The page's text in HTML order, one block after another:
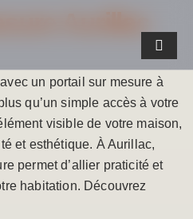
Aurillac
un portail sur mesure à
qu’un simple accès à votre
visible de votre maison,
et esthétique. À Aurillac,
permet d’allier praticité et
habitation. Découvrez